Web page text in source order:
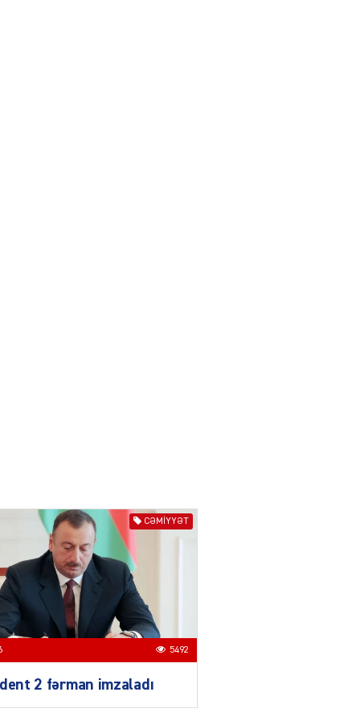
XİN rəhbərindən TRİPP
layihəsi ilə bağlı AÇIQLAMA
04.08.2026
Müharibə Rusiyanın belini
CƏMIYYƏT
5492
2 fərman imzaladı